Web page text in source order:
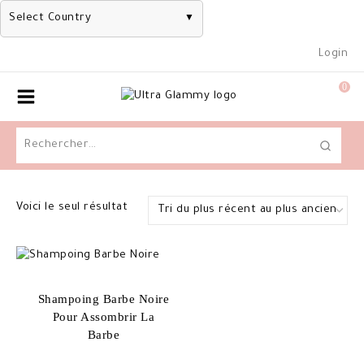
Select Country ▼
Login
0
Rechercher :
Voici le seul résultat
Shampoing Barbe Noire
Pour Assombrir La
Barbe